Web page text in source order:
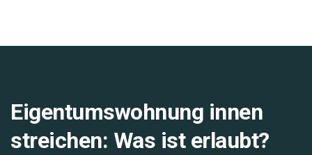
Eigentumswohnung innen
streichen: Was ist erlaubt?